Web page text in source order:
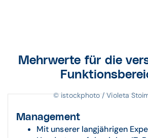
Mehrwerte für die
© istockphoto / Violeta
Management
Mit unserer langjährigen